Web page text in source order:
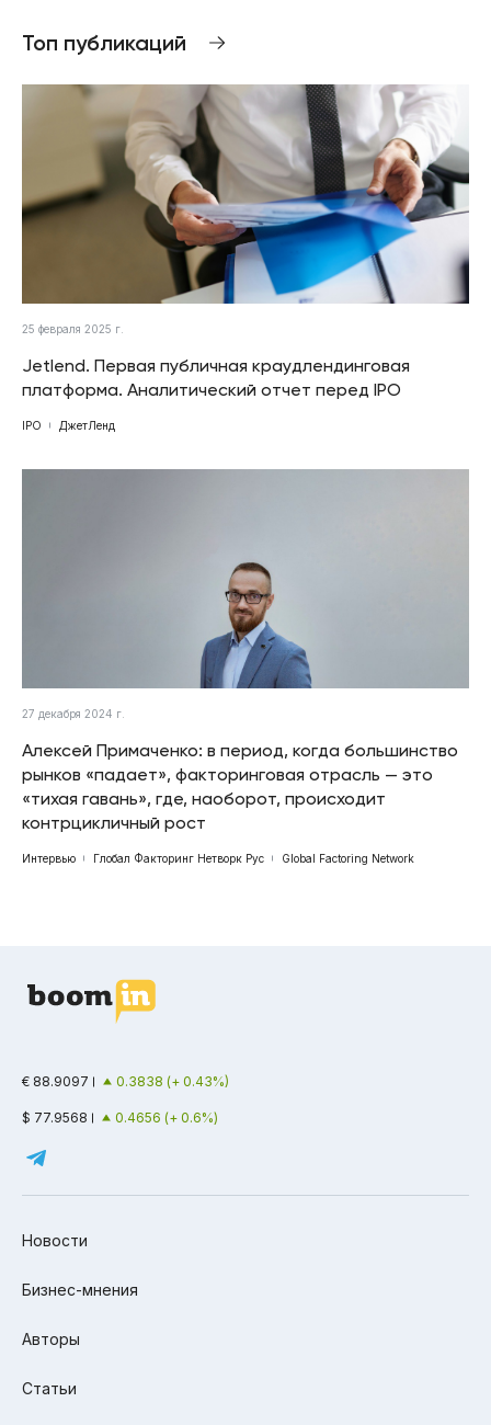
Топ публикаций
25 февраля 2025 г.
Jetlend. Первая публичная краудлендинговая
платформа. Аналитический отчет перед IPO
IPO ДжетЛенд
27 декабря 2024 г.
Алексей Примаченко: в период, когда большинство
рынков «падает», факторинговая отрасль — это
«тихая гавань», где, наоборот, происходит
контрцикличный рост
Интервью Глобал Факторинг Нетворк Рус Global Factoring Network
€ 88.9097 0.3838 (+ 0.43%)
$ 77.9568 0.4656 (+ 0.6%)
Новости
Бизнес-мнения
Авторы
Статьи